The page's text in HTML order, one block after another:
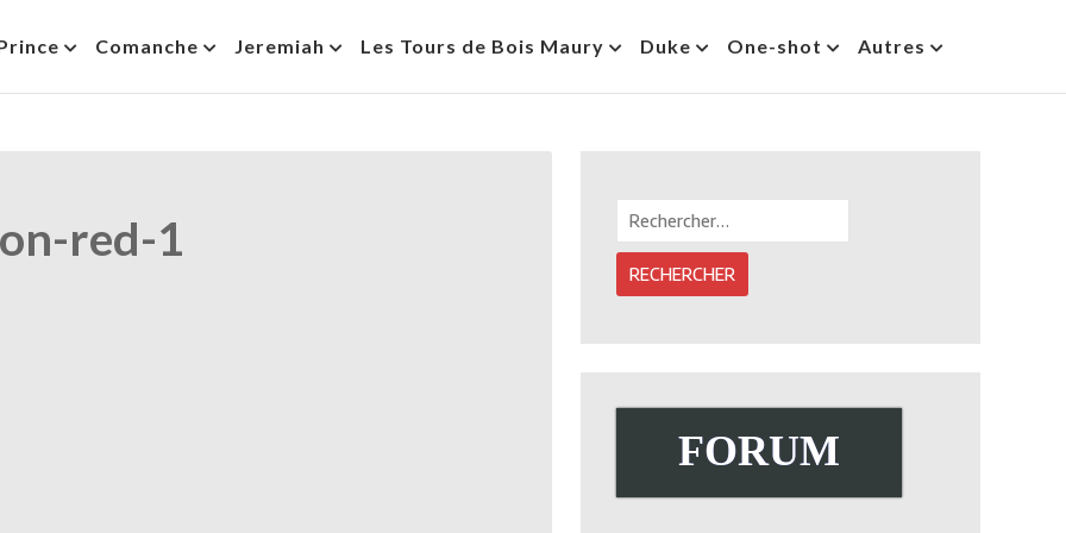
Comanche Jeremiah Les Tours de Bois Maury Duke One-shot Autres
red-1
FORUM